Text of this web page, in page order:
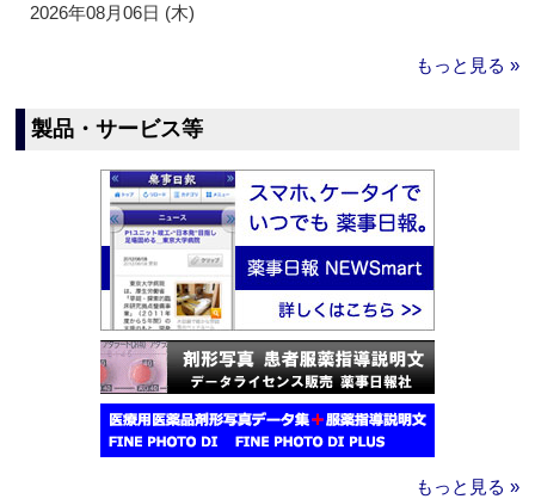
2026年08月06日 (木)
もっと見る »
製品・サービス等
もっと見る »